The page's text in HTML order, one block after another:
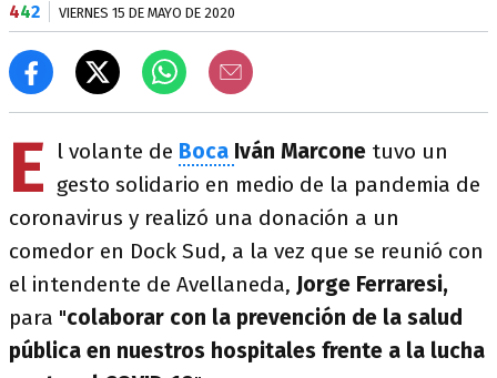
442 VIERNES 15 DE MAYO DE 2020
E l volante de Boca Iván Marcone tuvo un
gesto solidario en medio de la pandemia de
coronavirus y realizó una donación a un
comedor en Dock Sud, a la vez que se reunió con
el intendente de Avellaneda, Jorge Ferraresi,
para "colaborar con la prevención de la salud
pública en nuestros hospitales frente a la lucha